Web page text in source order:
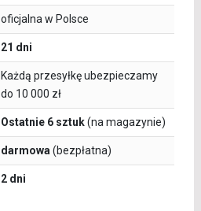
oficjalna w Polsce
21 dni
Każdą przesyłkę ubezpieczamy
do 10 000 zł
Ostatnie 6 sztuk(na magazynie)
darmowa (bezpłatna)
2 dni